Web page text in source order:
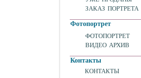
ЗАКАЗ ПОРТРЕТА
Фотопортрет
ФОТОПОРТРЕТ
ВИДЕО АРХИВ
Контакты
КОНТАКТЫ